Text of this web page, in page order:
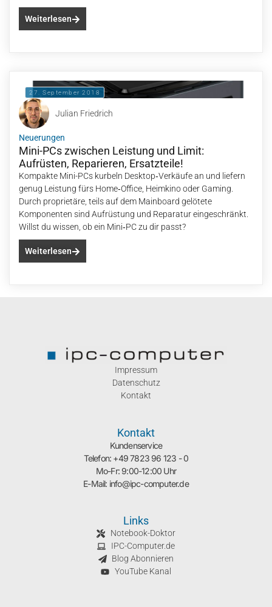
Weiterlesen
27. September 2018
Julian Friedrich
Neuerungen
Mini-PCs zwischen Leistung und Limit:
Aufrüsten, Reparieren, Ersatzteile!
Kompakte Mini-PCs kurbeln Desktop‑Verkäufe an und liefern
genug Leistung fürs Home‑Office, Heimkino oder Gaming.
Durch proprietäre, teils auf dem Mainboard gelötete
Komponenten sind Aufrüstung und Reparatur eingeschränkt.
Willst du wissen, ob ein Mini‑PC zu dir passt?
Weiterlesen
Impressum
Datenschutz
Kontakt
Kontakt
Kundenservice
Telefon: +49 7823 96 123 - 0
Mo-Fr: 9:00-12:00 Uhr
E-Mail: info@ipc-computer.de
Links
Notebook-Doktor
IPC-Computer.de
Blog Abonnieren
YouTube Kanal